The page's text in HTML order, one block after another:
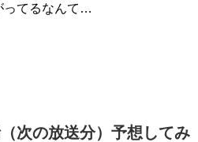
ってるなんて…
次の放送分）予想してみ